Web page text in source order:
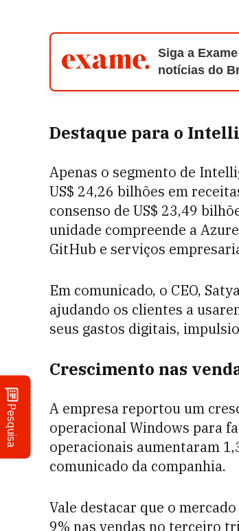
Pesquisa
Siga a
notícias do
Destaque para o
Apenas o segmento de
US$ 24,26 bilhões em
consenso de US$ 23,49
unidade compreende a
GitHub e serviços
Em comunicado, o CEO,
ajudando os clientes a
seus gastos digitais,
Crescimento nas
A empresa reportou um
operacional Windows para
operacionais aumentaram
comunicado da companhia.
Vale destacar que o
9% nas vendas no terceiro